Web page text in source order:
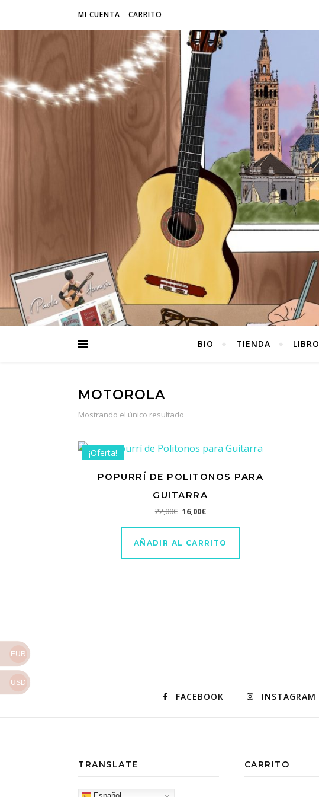
MI CUENTA CARRITO
BIO TIENDA LIBRO
MOTOROLA
Mostrando el único resultado
¡Oferta!
POPURRÍ DE POLITONOS PARA
GUITARRA
22,00€ El precio original era: 22,00€.
16,00€El precio actual es: 16,00€.
AÑADIR AL CARRITO
FACEBOOK INSTAGRAM
TRANSLATE
Español
CARRITO
EUR
USD